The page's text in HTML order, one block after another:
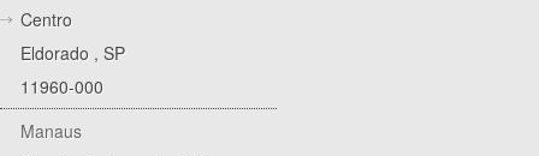
Centro
Eldorado , SP
11960-000
Manaus